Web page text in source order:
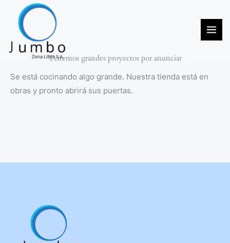
contenido
Tenemos grandes proyectos por anunciar
Se está cocinando algo grande. Nuestra tienda está en
obras y pronto abrirá sus puertas.